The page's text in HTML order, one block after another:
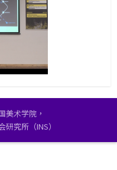
美术学院，
究所（INS）